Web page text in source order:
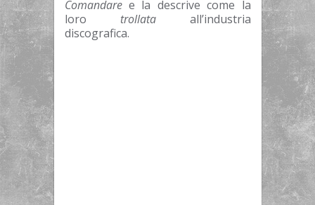
Comandaree la descrive come la
loro trollataall’industria
discografica.